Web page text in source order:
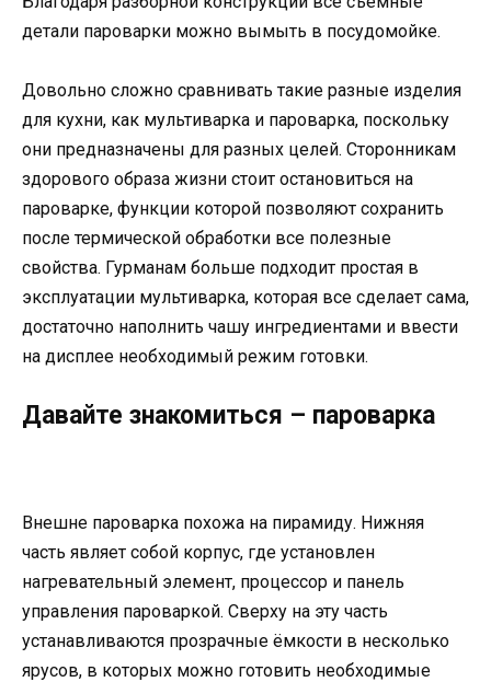
детали пароварки можно вымыть в посудомойке.
Довольно сложно сравнивать такие разные изделия
для кухни, как мультиварка и пароварка, поскольку
они предназначены для разных целей. Сторонникам
здорового образа жизни стоит остановиться на
пароварке, функции которой позволяют сохранить
после термической обработки все полезные
свойства. Гурманам больше подходит простая в
эксплуатации мультиварка, которая все сделает сама,
достаточно наполнить чашу ингредиентами и ввести
на дисплее необходимый режим готовки.
Давайте знакомиться – пароварка
Внешне пароварка похожа на пирамиду. Нижняя
часть являет собой корпус, где установлен
нагревательный элемент, процессор и панель
управления пароваркой. Сверху на эту часть
устанавливаются прозрачные ёмкости в несколько
ярусов, в которых можно готовить необходимые